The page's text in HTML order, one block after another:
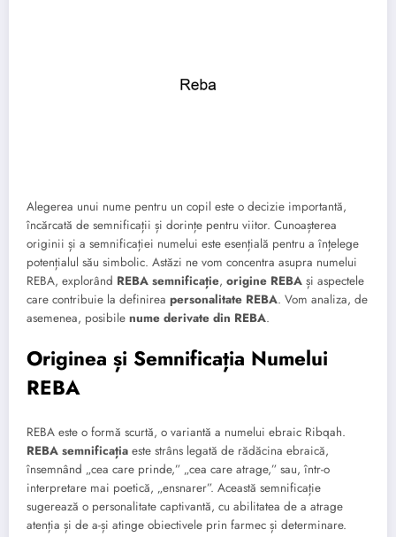
Alegerea unui nume pentru un copil este o decizie importantă,
încărcată de semnificații și dorințe pentru viitor. Cunoașterea
originii și a semnificației numelui este esențială pentru a înțelege
potențialul său simbolic. Astăzi ne vom concentra asupra numelui
REBA, explorând REBA semnificație, origine REBA și aspectele
care contribuie la definirea personalitate REBA. Vom analiza, de
asemenea, posibile nume derivate din REBA.
Originea și Semnificația Numelui
REBA
REBA este o formă scurtă, o variantă a numelui ebraic Ribqah.
REBA semnificația este strâns legată de rădăcina ebraică,
însemnând „cea care prinde,” „cea care atrage,” sau, într-o
interpretare mai poetică, „ensnarer”. Această semnificație
sugerează o personalitate captivantă, cu abilitatea de a atrage
atenția și de a-și atinge obiectivele prin farmec și determinare.